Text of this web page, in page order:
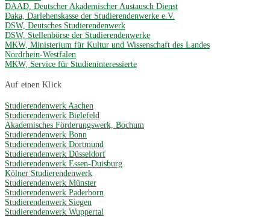
DAAD, Deutscher Akademischer Austausch Dienst
Daka, Darlehenskasse der Studierendenwerke e.V.
DSW, Deutsches Studierendenwerk
DSW, Stellenbörse der Studierendenwerke
MKW, Ministerium für Kultur und Wissenschaft des Landes
Nordrhein-Westfalen
MKW, Service für Studieninteressierte
Auf einen Klick
Studierendenwerk Aachen
Studierendenwerk Bielefeld
Akademisches Förderungswerk, Bochum
Studierendenwerk Bonn
Studierendenwerk Dortmund
Studierendenwerk Düsseldorf
Studierendenwerk Essen-Duisburg
Kölner Studierendenwerk
Studierendenwerk Münster
Studierendenwerk Paderborn
Studierendenwerk Siegen
Studierendenwerk Wuppertal